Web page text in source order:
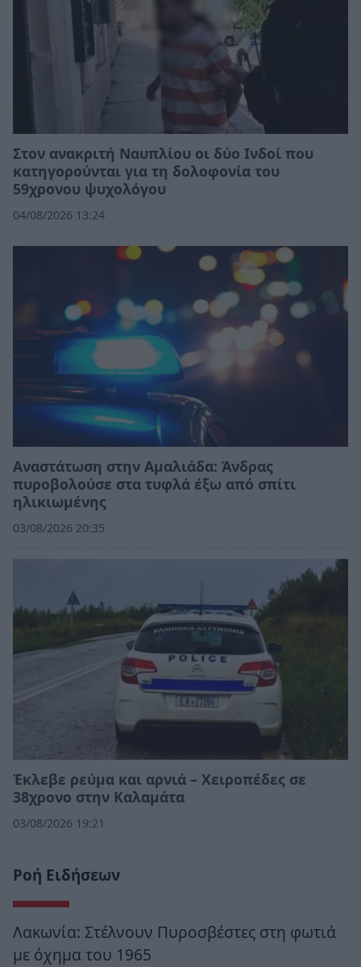
Στον ανακριτή Ναυπλίου οι δύο Ινδοί που
κατηγορούνται για τη δολοφονία του
59χρονου ψυχολόγου
04/08/2026 13:24
Αναστάτωση στην Αμαλιάδα: Άνδρας
πυροβολούσε στα τυφλά έξω από σπίτι
ηλικιωμένης
03/08/2026 20:35
Έκλεβε ρεύμα και αρνιά – Χειροπέδες σε
38χρονο στην Καλαμάτα
03/08/2026 19:21
Ροή Ειδήσεων
Λακωνία: Στέλνουν Πυροσβέστες στη φωτιά
με όχημα του 1965